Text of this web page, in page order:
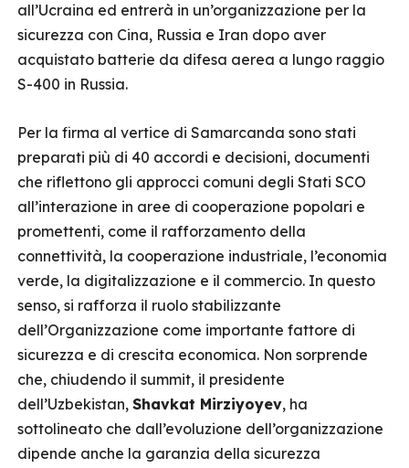
all’Ucraina ed entrerà in un’organizzazione per la
sicurezza con Cina, Russia e Iran dopo aver
acquistato batterie da difesa aerea a lungo raggio
S-400 in Russia.
Per la firma al vertice di Samarcanda sono stati
preparati più di 40 accordi e decisioni, documenti
che riflettono gli approcci comuni degli Stati SCO
all’interazione in aree di cooperazione popolari e
promettenti, come il rafforzamento della
connettività, la cooperazione industriale, l’economia
verde, la digitalizzazione e il commercio. In questo
senso, si rafforza il ruolo stabilizzante
dell’Organizzazione come importante fattore di
sicurezza e di crescita economica. Non sorprende
che, chiudendo il summit, il presidente
dell’Uzbekistan, Shavkat Mirziyoyev, ha
sottolineato che dall’evoluzione dell’organizzazione
dipende anche la garanzia della sicurezza